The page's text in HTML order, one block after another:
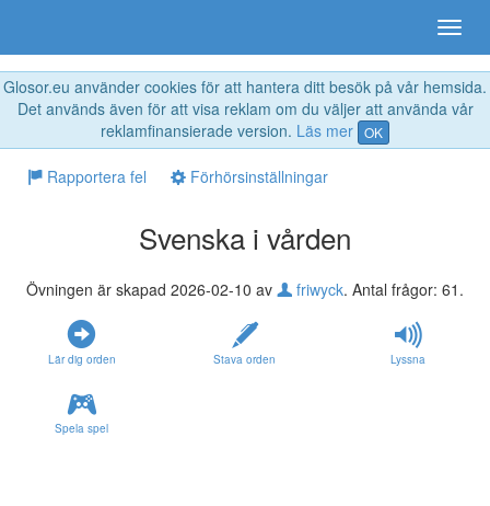
Glosor.eu använder cookies för att hantera ditt besök på vår hemsida.
Det används även för att visa reklam om du väljer att använda vår
reklamfinansierade version. Läs mer OK
Rapportera fel Förhörsinställningar
Svenska i vården
Övningen är skapad 2026-02-10 av friwyck. Antal frågor: 61.
Lär dig orden Stava orden Lyssna
Spela spel